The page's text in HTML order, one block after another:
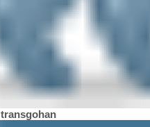
transgohan